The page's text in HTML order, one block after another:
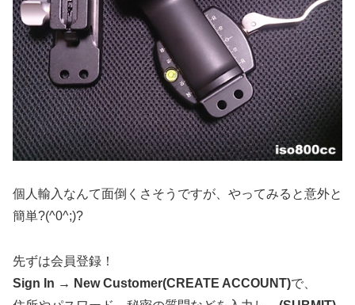
個人輸入なんて面倒くさそうですが、やってみると意外と
簡単?(^0^;)?
先ずは会員登録！
Sign In → New Customer(CREATE ACCOUNT)で、